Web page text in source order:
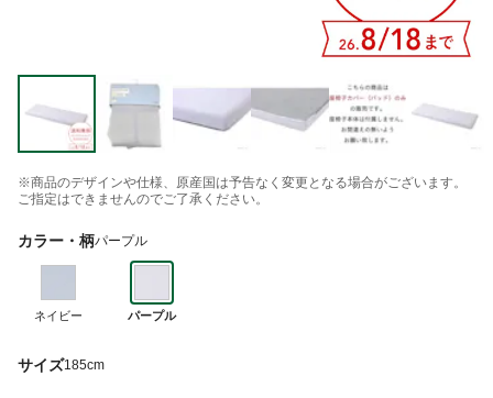
※商品のデザインや仕様、原産国は予告なく変更となる場合がございます。
ご指定はできませんのでご了承ください。
カラー・柄パープル
ネイビー パープル
サイズ185cm